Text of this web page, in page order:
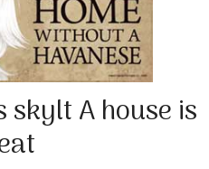
skylt A house is